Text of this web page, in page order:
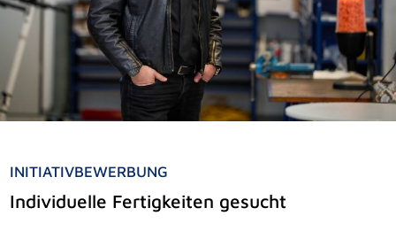
INITIATIVBEWERBUNG
Individuelle Fertigkeiten gesucht